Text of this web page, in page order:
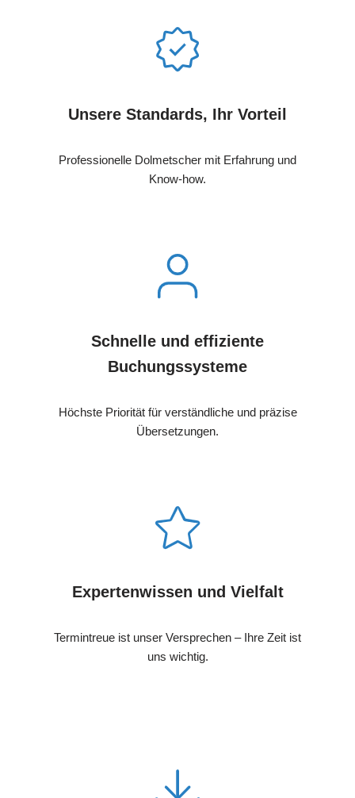
Unsere Standards, Ihr Vorteil
Professionelle Dolmetscher mit Erfahrung und
Know-how.
Schnelle und effiziente
Buchungssysteme
Höchste Priorität für verständliche und präzise
Übersetzungen.
Expertenwissen und Vielfalt
Termintreue ist unser Versprechen – Ihre Zeit ist
uns wichtig.